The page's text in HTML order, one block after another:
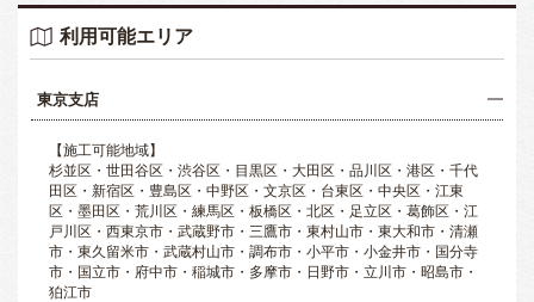
利用可能エリア
東京支店
【施工可能地域】
杉並区・世田谷区・渋谷区・目黒区・大田区・品川区・港区・千代
田区・新宿区・豊島区・中野区・文京区・台東区・中央区・江東
区・墨田区・荒川区・練馬区・板橋区・北区・足立区・葛飾区・江
戸川区・西東京市・武蔵野市・三鷹市・東村山市・東大和市・清瀬
市・東久留米市・武蔵村山市・調布市・小平市・小金井市・国分寺
市・国立市・府中市・稲城市・多摩市・日野市・立川市・昭島市・
狛江市